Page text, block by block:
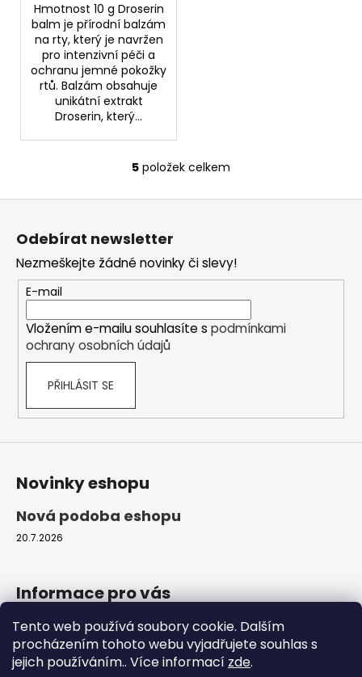
Tento web používá soubory cookie. Dalším
procházením tohoto webu vyjadřujete souhlas s
jejich používáním.. Více informací zde.
Hmotnost 10 g Droserin
balm je přírodní balzám
na rty, který je navržen
pro intenzivní péči a
ochranu jemné pokožky
rtů. Balzám obsahuje
unikátní extrakt
Droserin, který...
O
v
a
c
í
p
r
ý
p
5 položek celkem
Odebírat newsletter
Nezmeškejte žádné novinky či slevy!
E-mail
Vložením e-mailu souhlasíte s podmínkami
ochrany osobních údajů
PŘIHLÁSIT SE
Novinky eshopu
Nová podoba eshopu
20.7.2026
Informace pro vás
Obchodní podmínky
Podmínky ochrany osobních údajů
Moje objednávka